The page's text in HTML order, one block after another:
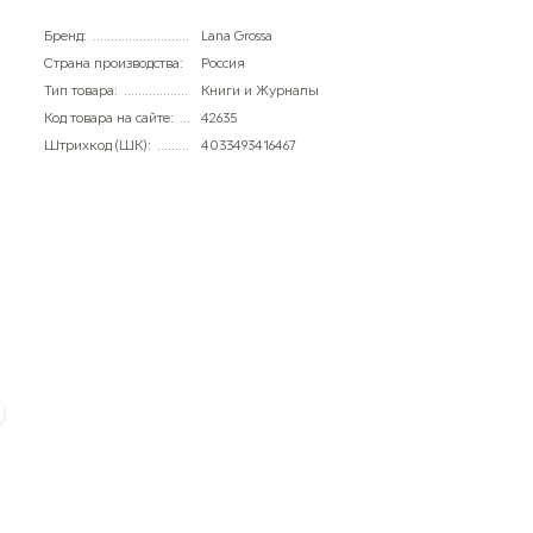
Бренд:
Lana Grossa
Страна производства:
Россия
Тип товара:
Книги и Журналы
Код товара на сайте:
42635
Штрихкод (ШК):
4033493416467